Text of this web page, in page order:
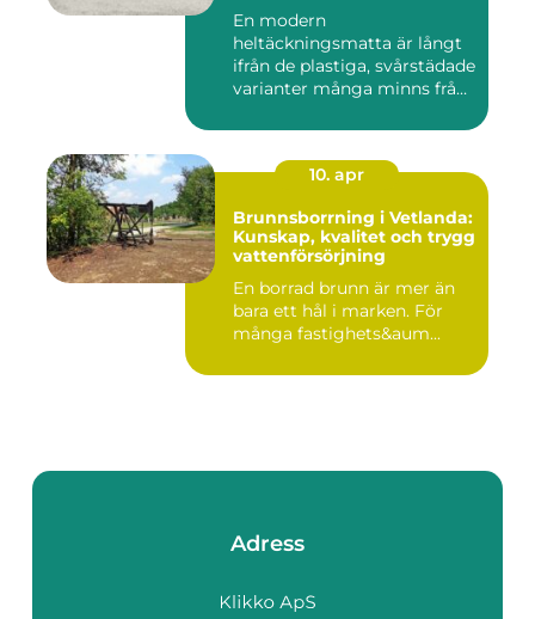
En modern
heltäckningsmatta är långt
ifrån de plastiga, svårstädade
varianter många minns från
10. apr
Brunnsborrning i Vetlanda:
Kunskap, kvalitet och trygg
vattenförsörjning
En borrad brunn är mer än
bara ett hål i marken. För
många fastighets&aum...
Adress